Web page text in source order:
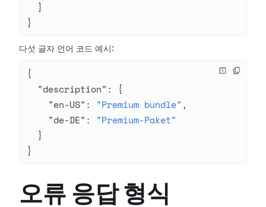
  }
}
다섯 글자 언어 코드 예시:
{
  "description"
: {
    "en-US"
: "Premium bundle" ,
    "de-DE"
: "Premium-Paket"
  }
}
오류 응답 형식